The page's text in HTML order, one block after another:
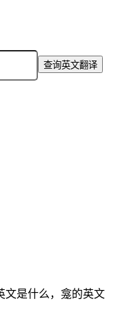
查询英文翻译
文是什么，龛的英文